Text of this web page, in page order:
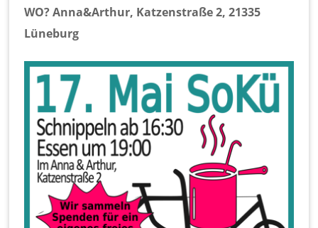
WO? Anna&Arthur, Katzenstraße 2, 21335
Lüneburg